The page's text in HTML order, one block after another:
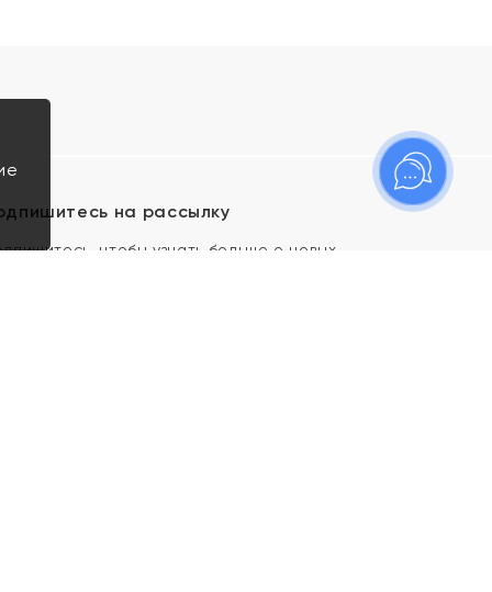
на рассылку
чтобы узнать больше о новых